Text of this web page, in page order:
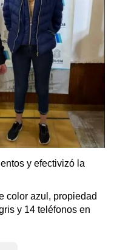
y efectivizó la
color azul, propiedad
y 14 teléfonos en